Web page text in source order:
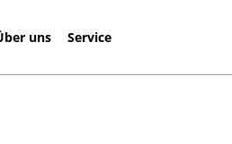
uns Service